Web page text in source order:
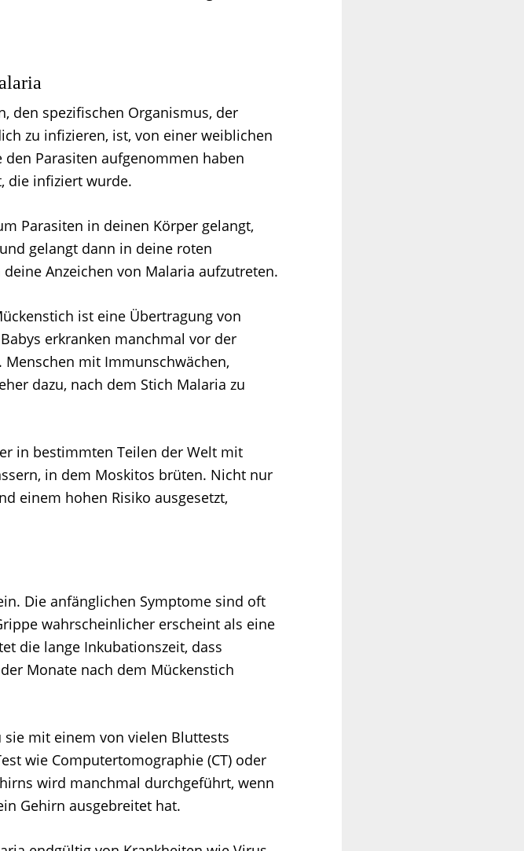
den spezifischen Organismus, der
zu infizieren, ist, von einer weiblichen
Parasiten aufgenommen haben
die infiziert wurde.
Parasiten in deinen Körper gelangt,
gelangt dann in deine roten
Anzeichen von Malaria aufzutreten.
ist eine Übertragung von
erkranken manchmal vor der
mit Immunschwächen,
dazu, nach dem Stich Malaria zu
in bestimmten Teilen der Welt mit
in dem Moskitos brüten. Nicht nur
einem hohen Risiko ausgesetzt,
Die anfänglichen Symptome sind oft
wahrscheinlicher erscheint als eine
die lange Inkubationszeit, dass
Monate nach dem Mückenstich
mit einem von vielen Bluttests
wie Computertomographie (CT) oder
wird manchmal durchgeführt, wenn
Gehirn ausgebreitet hat.